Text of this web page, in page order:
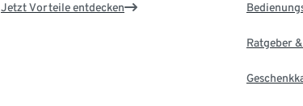
Jetzt Vorteile entdecken
Ratgeber